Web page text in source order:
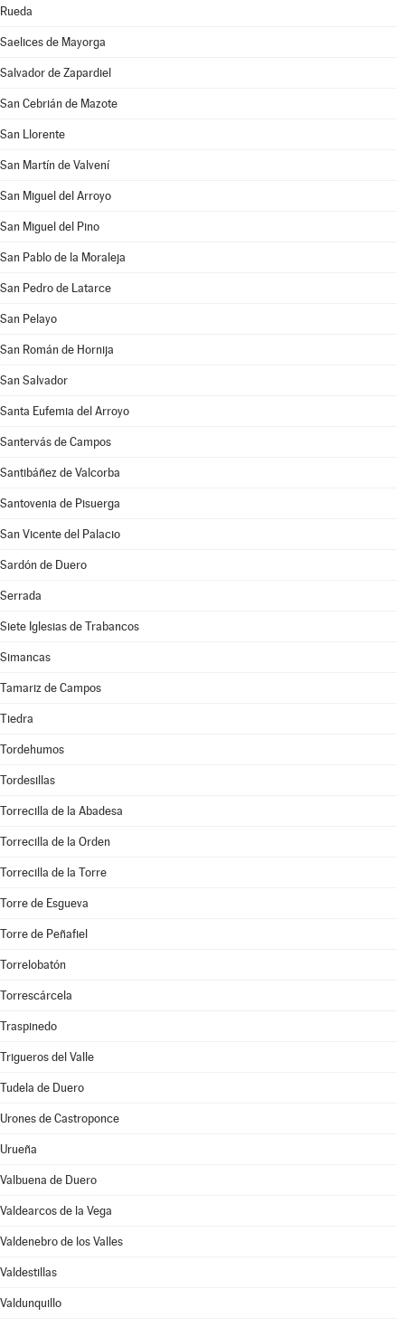
Rueda
Saelices de Mayorga
Salvador de Zapardiel
San Cebrián de Mazote
San Llorente
San Martín de Valvení
San Miguel del Arroyo
San Miguel del Pino
San Pablo de la Moraleja
San Pedro de Latarce
San Pelayo
San Román de Hornija
San Salvador
Santa Eufemia del Arroyo
Santervás de Campos
Santibáñez de Valcorba
Santovenia de Pisuerga
San Vicente del Palacio
Sardón de Duero
Serrada
Siete Iglesias de Trabancos
Simancas
Tamariz de Campos
Tiedra
Tordehumos
Tordesillas
Torrecilla de la Abadesa
Torrecilla de la Orden
Torrecilla de la Torre
Torre de Esgueva
Torre de Peñafiel
Torrelobatón
Torrescárcela
Traspinedo
Trigueros del Valle
Tudela de Duero
Urones de Castroponce
Urueña
Valbuena de Duero
Valdearcos de la Vega
Valdenebro de los Valles
Valdestillas
Valdunquillo